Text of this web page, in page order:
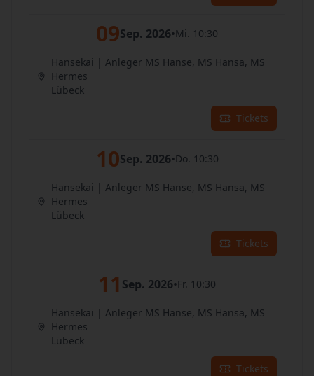
09Sep. 2026•Mi. 10:30
Hansekai | Anleger MS Hanse, MS Hansa, MS
Hermes
Lübeck
Tickets
10Sep. 2026•Do. 10:30
Hansekai | Anleger MS Hanse, MS Hansa, MS
Hermes
Lübeck
Tickets
11 Sep. 2026•Fr. 10:30
Hansekai | Anleger MS Hanse, MS Hansa, MS
Hermes
Lübeck
Tickets